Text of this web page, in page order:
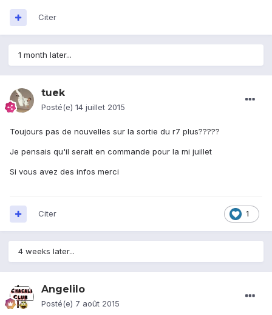
Citer
1 month later...
tuek
Posté(e) 14 juillet 2015
Toujours pas de nouvelles sur la sortie du r7 plus?????
Je pensais qu'il serait en commande pour la mi juillet
Si vous avez des infos merci
1
Citer
4 weeks later...
Angelilo
Posté(e) 7 août 2015